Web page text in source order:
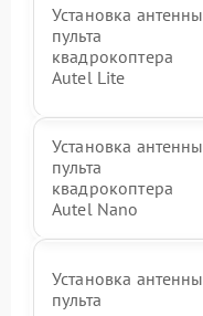
Установка антенны
пульта
квадрокоптера
Autel Lite
Установка антенны
пульта
квадрокоптера
Autel Nano
Установка антенны
пульта